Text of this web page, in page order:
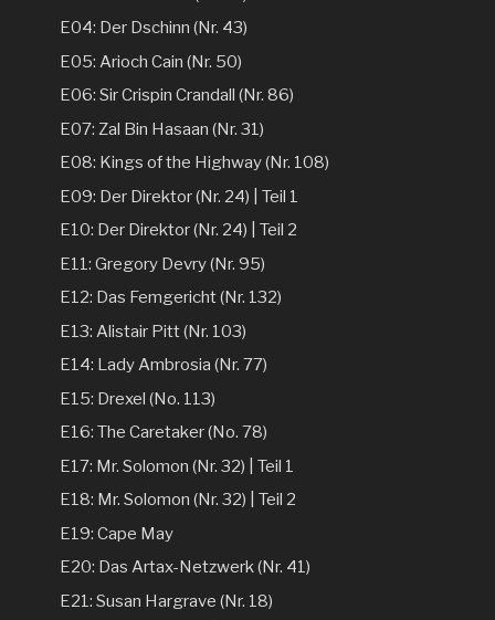
E04: Der Dschinn (Nr. 43)
E05: Arioch Cain (Nr. 50)
E06: Sir Crispin Crandall (Nr. 86)
E07: Zal Bin Hasaan (Nr. 31)
E08: Kings of the Highway (Nr. 108)
E09: Der Direktor (Nr. 24) | Teil 1
E10: Der Direktor (Nr. 24) | Teil 2
E11: Gregory Devry (Nr. 95)
E12: Das Femgericht (Nr. 132)
E13: Alistair Pitt (Nr. 103)
E14: Lady Ambrosia (Nr. 77)
E15: Drexel (No. 113)
E16: The Caretaker (No. 78)
E17: Mr. Solomon (Nr. 32) | Teil 1
E18: Mr. Solomon (Nr. 32) | Teil 2
E19: Cape May
E20: Das Artax-Netzwerk (Nr. 41)
E21: Susan Hargrave (Nr. 18)